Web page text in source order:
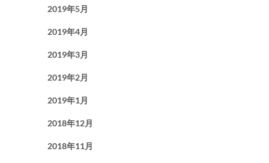
2019年5月
2019年4月
2019年3月
2019年2月
2019年1月
2018年12月
2018年11月